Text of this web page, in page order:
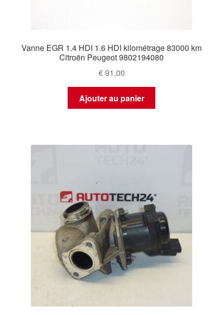
Vanne EGR 1.4 HDI 1.6 HDI kilométrage 83000 km
Citroën Peugeot 9802194080
€91,00
Ajouter au panier